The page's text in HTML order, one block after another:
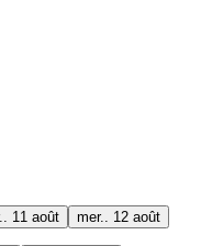
11 août mer.. 12 août